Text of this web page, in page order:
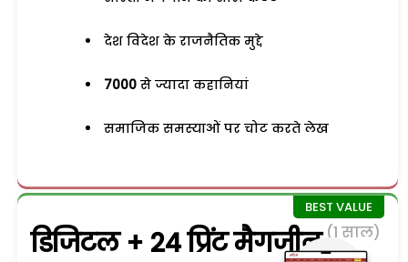
देश विदेश के राजनैतिक मुद्दे
7000 से ज्यादा कहानियां
समाजिक समस्याओं पर चोट करते लेख
डिजिटल + 24 प्रिंट मैगजीन (1 साल)